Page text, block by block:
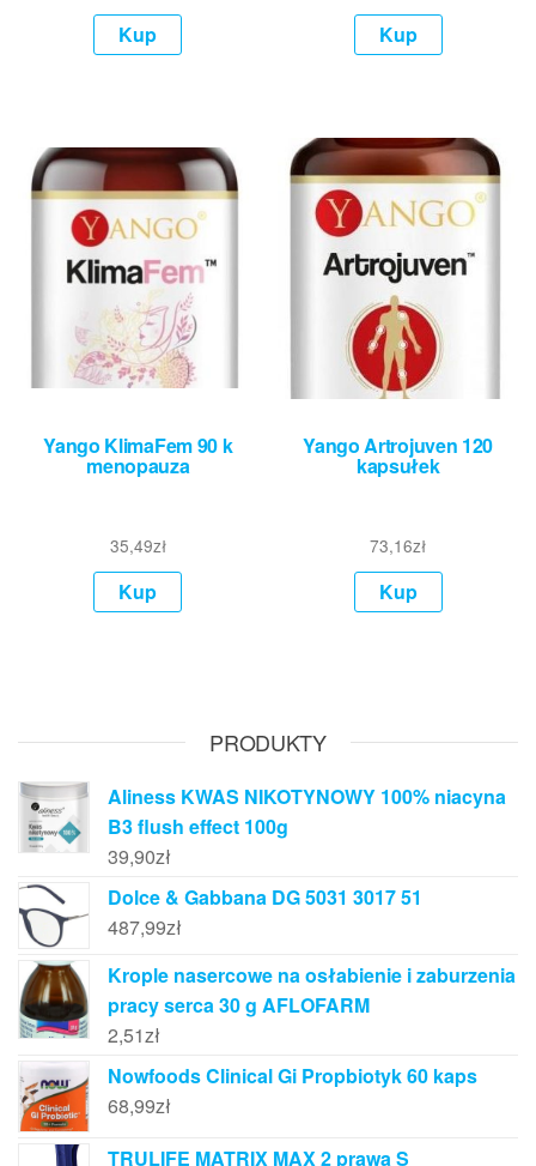
Kup Kup
Yango KlimaFem 90 k
menopauza
35,49zł
Kup
Yango Artrojuven 120
kapsułek
73,16zł
Kup
PRODUKTY
Aliness KWAS NIKOTYNOWY 100% niacyna
B3 flush effect 100g
39,90zł
Dolce & Gabbana DG 5031 3017 51
487,99zł
Krople nasercowe na osłabienie i zaburzenia
pracy serca 30 g AFLOFARM
2,51zł
Nowfoods Clinical Gi Propbiotyk 60 kaps
68,99zł
TRULIFE MATRIX MAX 2 prawa S